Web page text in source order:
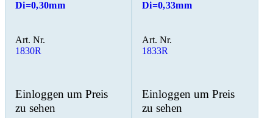
Di=0,30mm
Art. Nr.
1830R
Einloggen um Preis
zu sehen
Di=0,33mm
Art. Nr.
1833R
Einloggen um Preis
zu sehen